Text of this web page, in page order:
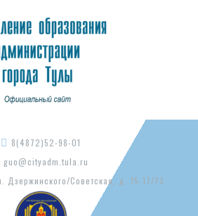
8(4872)52-98-01
guo@cityadm.tula.ru
Дзержинского/Советская, д. 15-17/73